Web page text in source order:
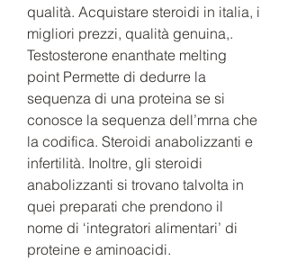
qualità. Acquistare steroidi in italia, i
migliori prezzi, qualità genuina,.
Testosterone enanthate melting
point Permette di dedurre la
sequenza di una proteina se si
conosce la sequenza dell’mrna che
la codifica. Steroidi anabolizzanti e
infertilità. Inoltre, gli steroidi
anabolizzanti si trovano talvolta in
quei preparati che prendono il
nome di ‘integratori alimentari’ di
proteine e aminoacidi.